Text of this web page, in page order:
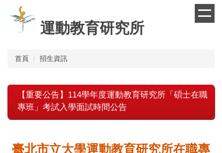
到
運動教育研究所
首頁 招生資訊
【重要公告】114學年度運動教育研究所「碩士在職
專班」考試入學面試時間公告
臺北市立大學運動教育研究所在職專